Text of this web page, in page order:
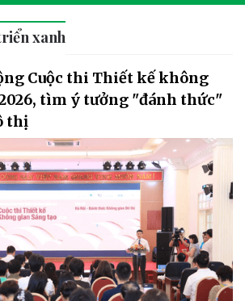
xanh
Cuộc thi Thiết kế không
tìm ý tưởng "đánh thức"
thị